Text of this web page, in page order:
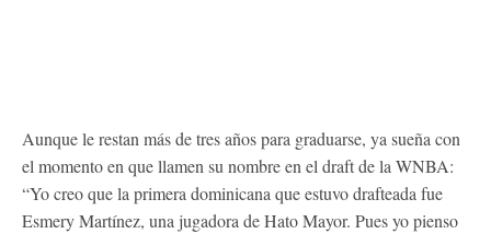
Aunque le restan más de tres años para graduarse, ya sueña con
el momento en que llamen su nombre en el draft de la WNBA:
“Yo creo que la primera dominicana que estuvo drafteada fue
Esmery Martínez, una jugadora de Hato Mayor. Pues yo pienso